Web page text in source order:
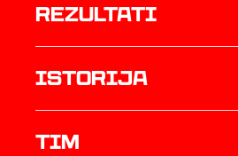
rezultati
istorija
TIM